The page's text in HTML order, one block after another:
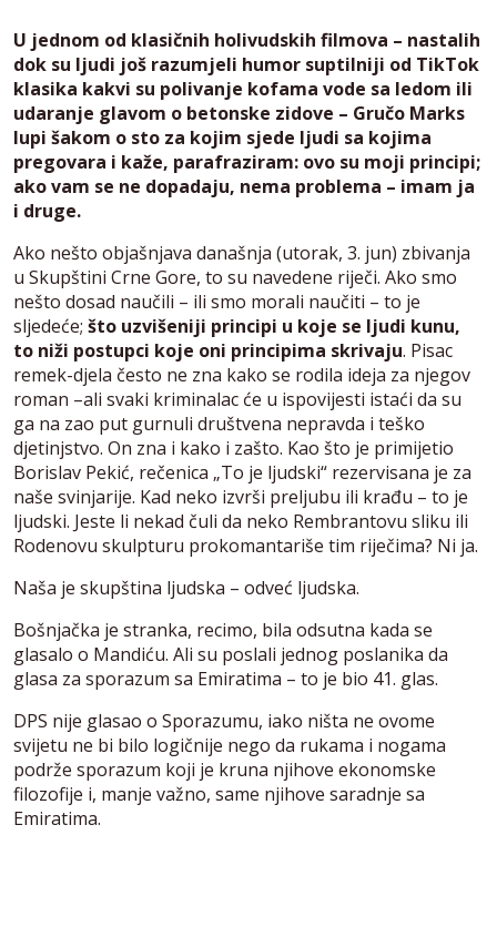
U jednom od klasičnih holivudskih filmova – nastalih
dok su ljudi još razumjeli humor suptilniji od TikTok
klasika kakvi su polivanje kofama vode sa ledom ili
udaranje glavom o betonske zidove – Gručo Marks
lupi šakom o sto za kojim sjede ljudi sa kojima
pregovara i kaže, parafraziram: ovo su moji principi;
ako vam se ne dopadaju, nema problema – imam ja
i druge.
Ako nešto objašnjava današnja (utorak, 3. jun) zbivanja
u Skupštini Crne Gore, to su navedene riječi. Ako smo
nešto dosad naučili – ili smo morali naučiti – to je
sljedeće; što uzvišeniji principi u koje se ljudi kunu,
to niži postupci koje oni principima skrivaju. Pisac
remek-djela često ne zna kako se rodila ideja za njegov
roman –ali svaki kriminalac će u ispovijesti istaći da su
ga na zao put gurnuli društvena nepravda i teško
djetinjstvo. On zna i kako i zašto. Kao što je primijetio
Borislav Pekić, rečenica „To je ljudski“ rezervisana je za
naše svinjarije. Kad neko izvrši preljubu ili krađu – to je
ljudski. Jeste li nekad čuli da neko Rembrantovu sliku ili
Rodenovu skulpturu prokomantariše tim riječima? Ni ja.
Naša je skupština ljudska – odveć ljudska.
Bošnjačka je stranka, recimo, bila odsutna kada se
glasalo o Mandiću. Ali su poslali jednog poslanika da
glasa za sporazum sa Emiratima – to je bio 41. glas.
DPS nije glasao o Sporazumu, iako ništa ne ovome
svijetu ne bi bilo logičnije nego da rukama i nogama
podrže sporazum koji je kruna njihove ekonomske
filozofije i, manje važno, same njihove saradnje sa
Emiratima.